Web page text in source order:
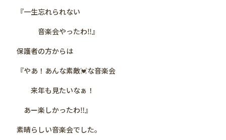
『一生忘れられない
音楽会やったわ‼️』
保護者の方からは
『やあ！あんな素敵💓な音楽会
来年も見たいなぁ！
あー楽しかったわ‼️』
素晴らしい音楽会でした。